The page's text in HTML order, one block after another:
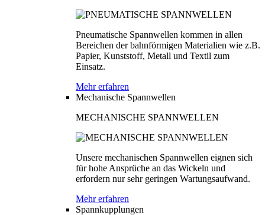
Pneumatische Spannwellen kommen in allen
Bereichen der bahnförmigen Materialien wie z.B.
Papier, Kunststoff, Metall und Textil zum
Einsatz.
Mehr erfahren
Mechanische Spannwellen
MECHANISCHE SPANNWELLEN
Unsere mechanischen Spannwellen eignen sich
für hohe Ansprüche an das Wickeln und
erfordern nur sehr geringen Wartungsaufwand.
Mehr erfahren
Spannkupplungen